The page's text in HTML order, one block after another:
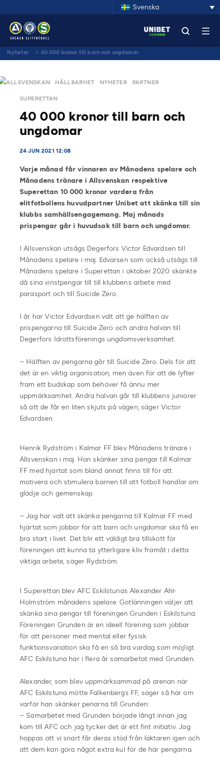
Svenska
Nyheter > 40 000 kronor till barn och ungdomar
ALLSVENSKAN HÅLLBARHET NYHETER PARTNER
SUPERETTAN
40 000 kronor till barn och
ungdomar
24 JUN 2021 12:08
Varje månad får vinnaren av Månadens spelare och
Månadens tränare i Allsvenskan respektive
Superettan 10 000 kronor vardera från
elitfotbollens huvudpartner Unibet att skänka till sin
klubbs samhällsengagemang. Maj månads
prispengar går i huvudsak till barn och ungdomar.
I Allsvenskan utsågs Degerfors Victor Edvardsen till
Månadens spelare i maj. Edvarsen som också utsågs till
Månadens spelare i Superettan i oktober 2020 skänkte
då sina vinstpengar till till klubbens arbete med
parasport och till Suicide Zero.
I år har Victor Edvardsen valt att ge hälften av
prispengarna till Suicide Zero och andra halvan till
Degerfors Idrottsförenings ungdomsverksamhet.
– Hälften av pengarna går till Suicide Zero. Dels för att
det är en viktig organisation, men även för att de lyfter
fram ett budskap som behöver få ännu mer
uppmärksamhet. Andra halvan går till klubbens juniorer
så att de får en liten skjuts på vägen, säger Victor
Edvardsen.
Henrik Rydström i Kalmar FF blev Månadens tränare i
Allsvenskan i maj. Han skänker sina pengar till Kalmar
FF med hjärtat som bland annat finns till för att
motivera och stimulera barnen till att fotboll handlar om
glädje och gemenskap.
– Jag har valt att skänka pengarna till Kalmar FF med
hjärtat som jobbar för att barn och ungdomar ska få en
bra start i livet. Det blir ett väldigt bra tillskott för
föreningen att kunna ta ytterligare kliv framåt i detta
viktiga arbete, säger Rydström.
I Superettan blev AFC Eskilstunas Alexander Ahl-
Holmström månadens spelare. Gotlänningen väljer att
skänka sina pengar till föreningen Grunden i Eskilstuna.
Föreningen Grunden är en ideell förening som jobbar
för att personer med mental eller fysisk
funktionsvariation ska få en så bra vardag som möjligt.
AFC Eskilstuna har i flera år samarbetat med Grunden.
Alexander, som blev uppmärksammad på arenan när
AFC Eskilstuna mötte Falkenbergs FF, säger så här om
varför han skänker penarna till Grunden:
– Samarbetet med Grunden började långt innan jag
kom till AFC och jag tycker det är ett fint initiativ. Jag
hoppas att vi snart får deras stöd från läktaren igen och
att dem kan göra något extra kul för de här pengarna.